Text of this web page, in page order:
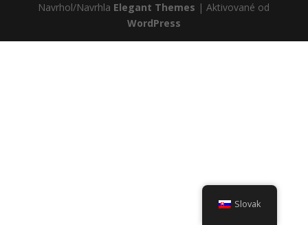
Navrhol/Navrhla Elegant Themes | Aktivované od
WordPress
Slovak